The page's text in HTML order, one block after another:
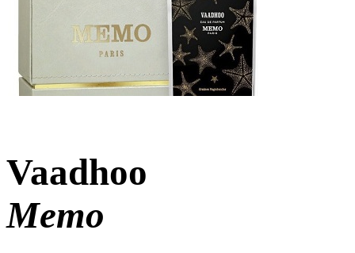
Vaadhoo
Memo